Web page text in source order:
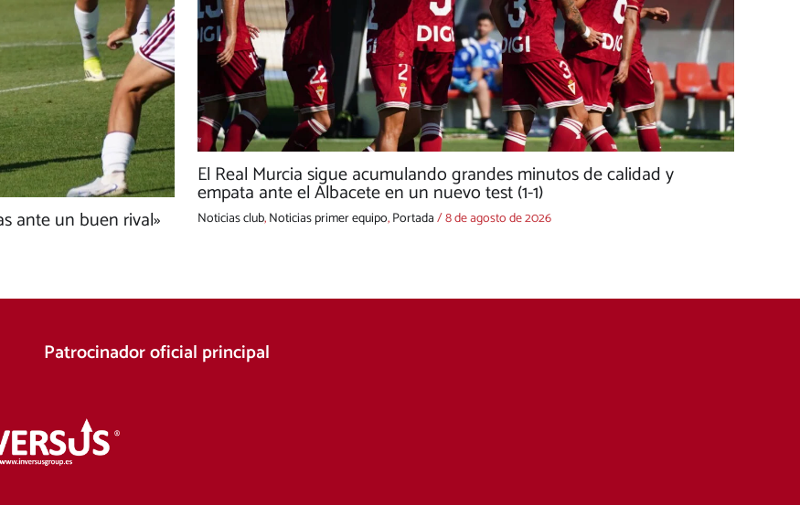
ante un buen rival»
El Real Murcia sigue acumulando grandes minutos de calidad y
empata ante el Albacete en un nuevo test (1-1)
Noticias club,Noticias primer equipo,Portada/8 de agosto de 2026
Patrocinador oficial principal